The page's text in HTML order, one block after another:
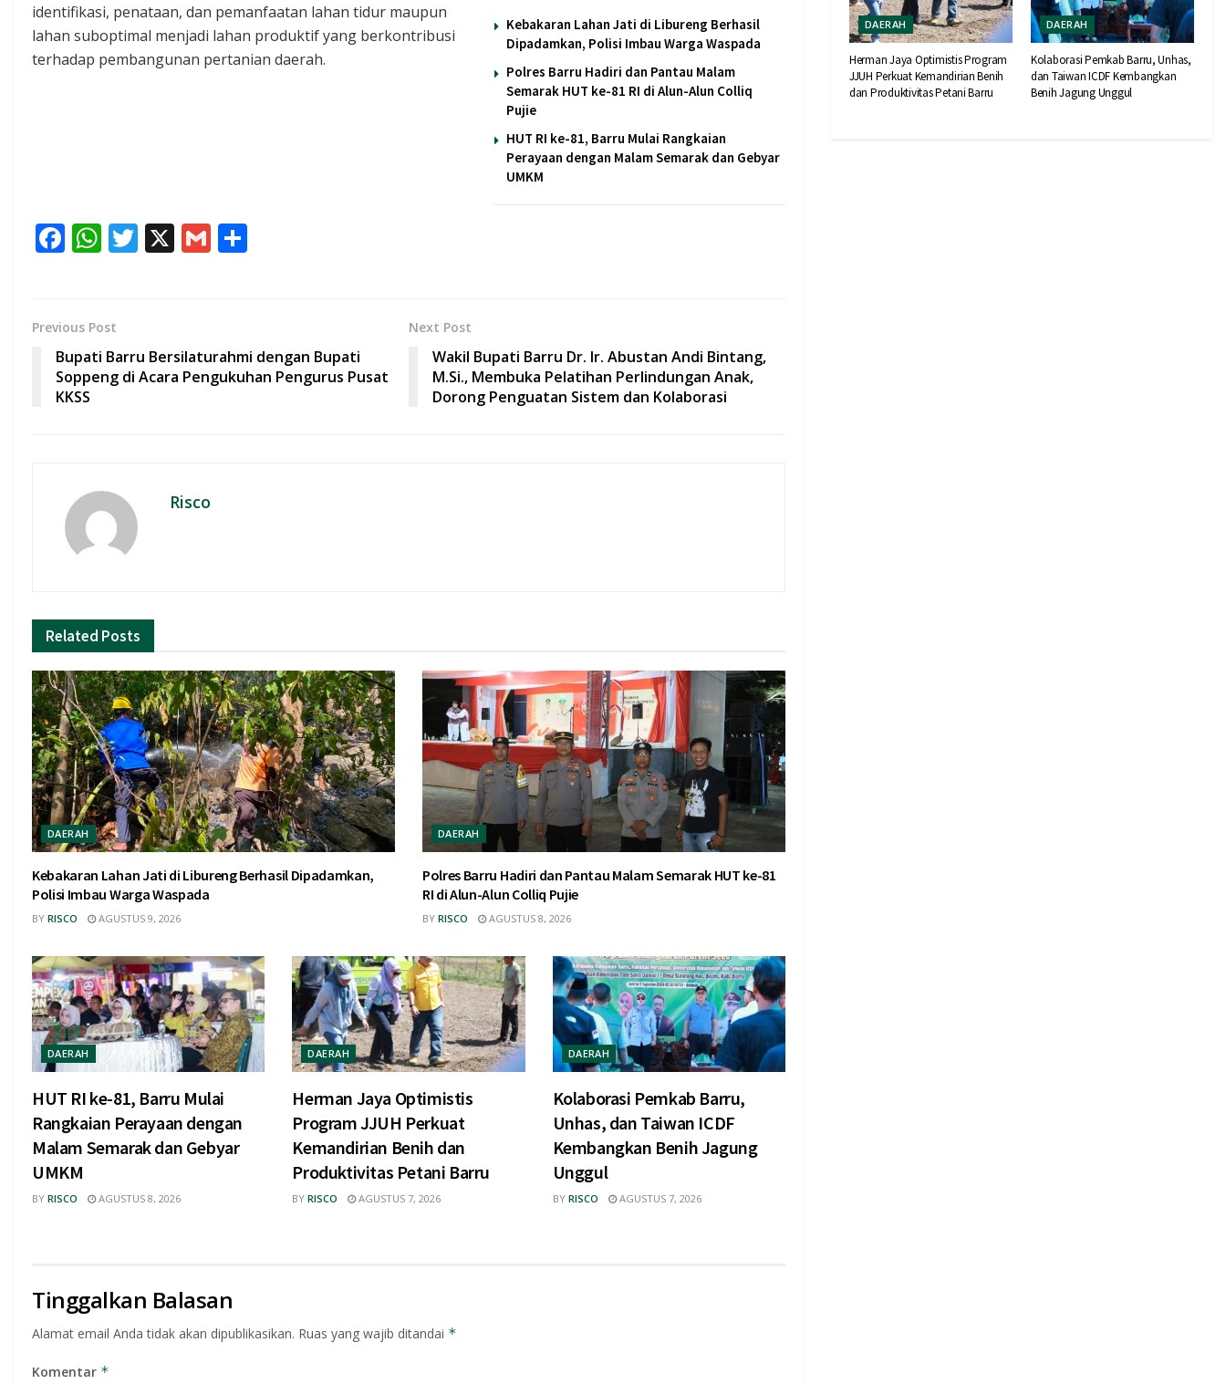
Kebakaran Lahan Jati di Libureng Berhasil
Dipadamkan, Polisi Imbau Warga Waspada
Polres Barru Hadiri dan Pantau Malam
Semarak HUT ke-81 RI di Alun-Alun Colliq
Pujie
HUT RI ke-81, Barru Mulai Rangkaian
Perayaan dengan Malam Semarak dan Gebyar
UMKM
identifikasi, penataan, dan pemanfaatan lahan tidur maupun
lahan suboptimal menjadi lahan produktif yang berkontribusi
terhadap pembangunan pertanian daerah.
F
b
o
o
k
W
s
A
p
T X G
Previous Post
Bupati Barru Bersilaturahmi dengan Bupati
Soppeng di Acara Pengukuhan Pengurus Pusat
KKSS
Next Post
Wakil Bupati Barru Dr. Ir. Abustan Andi Bintang,
M.Si., Membuka Pelatihan Perlindungan Anak,
Dorong Penguatan Sistem dan Kolaborasi
Risco
Related Posts
DAERAH
Kebakaran Lahan Jati di Libureng Berhasil Dipadamkan,
Polisi Imbau Warga Waspada
BY RISCO AGUSTUS 9, 2026
DAERAH
Polres Barru Hadiri dan Pantau Malam Semarak HUT ke-81
RI di Alun-Alun Colliq Pujie
BY RISCO AGUSTUS 8, 2026
DAERAH
HUT RI ke-81, Barru Mulai
Rangkaian Perayaan dengan
Malam Semarak dan Gebyar
UMKM
BY RISCO AGUSTUS 8, 2026
DAERAH
Herman Jaya Optimistis
Program JJUH Perkuat
Kemandirian Benih dan
Produktivitas Petani Barru
BY RISCO AGUSTUS 7, 2026
DAERAH
Kolaborasi Pemkab Barru,
Unhas, dan Taiwan ICDF
Kembangkan Benih Jagung
Unggul
BY RISCO AGUSTUS 7, 2026
Tinggalkan Balasan
Alamat email Anda tidak akan dipublikasikan. Ruas yang wajib ditandai *
Komentar *
DAERAH
Herman Jaya Optimistis Program
JJUH Perkuat Kemandirian Benih
dan Produktivitas Petani Barru
DAERAH
Kolaborasi Pemkab Barru, Unhas,
dan Taiwan ICDF Kembangkan
Benih Jagung Unggul